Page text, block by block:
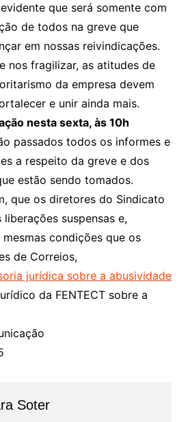
que será somente com
de todos na greve que
em nossas reivindicações.
nos fragilizar, as atitudes de
da empresa devem
e unir ainda mais.
nesta sexta, às 10h
passados todos os informes e
a respeito da greve e dos
estão sendo tomados.
que os diretores do Sindicato
suspensas e,
condições que os
de Correios,
jurídica sobre a abusividade
da FENTECT sobre a
Soter